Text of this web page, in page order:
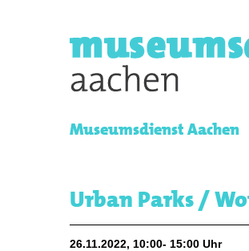
Museumsdienst Aachen
Urban Parks /
26.11.2022, 10:00- 15:00 Uhr